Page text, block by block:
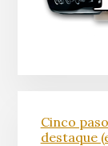
Cinco
destaque